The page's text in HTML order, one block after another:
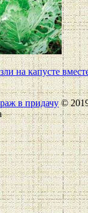
на капусте
в придачу©